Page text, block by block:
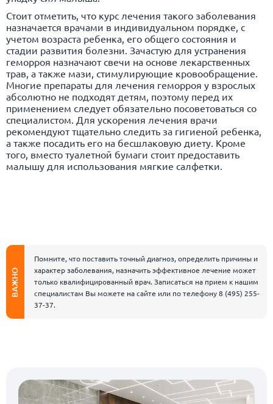
Стоит отметить, что курс лечения такого заболевания
назначается врачами в индивидуальном порядке, с
учетом возраста ребенка, его общего состояния и
стадии развития болезни. Зачастую для устранения
геморроя назначают свечи на основе лекарственных
трав, а также мази, стимулирующие кровообращение.
Многие препараты для лечения геморроя у взрослых
абсолютно не подходят детям, поэтому перед их
применением следует обязательно посоветоваться со
специалистом. Для ускорения лечения врачи
рекомендуют тщательно следить за гигиеной ребенка,
а также посадить его на бесшлаковую диету. Кроме
того, вместо туалетной бумаги стоит предоставить
малышу для использования мягкие салфетки.
ВАЖНО
Помните, что поставить точный диагноз, определить причины и
характер заболевания, назначить эффективное лечение может
только квалифицированный врач. Записаться на прием к нашим
специалистам Вы можете на сайте или по телефону8 (495) 255-
37-37.